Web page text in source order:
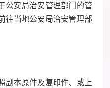
公安局治安管理部门的管
往当地公安局治安管理部
副本原件及复印件、或上